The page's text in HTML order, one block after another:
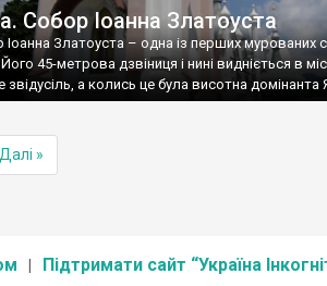
Собор Іоанна Златоуста
Іоанна Златоуста – одна із перших мурованих
45-метрова дзвіниця і нині видніється в
звідусіль, а колись це була висотна домінанта
Далі »
Підтримати сайт “Україна